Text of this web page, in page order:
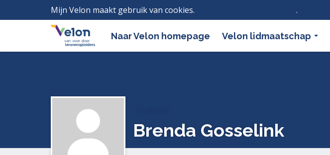
Mijn Velon maakt gebruik van cookies. .
Naar Velon homepage Velon lidmaatschap
Brenda Gosselink